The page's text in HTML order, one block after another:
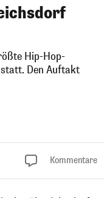
Hip-Hop-
Den Auftakt
Kommentare